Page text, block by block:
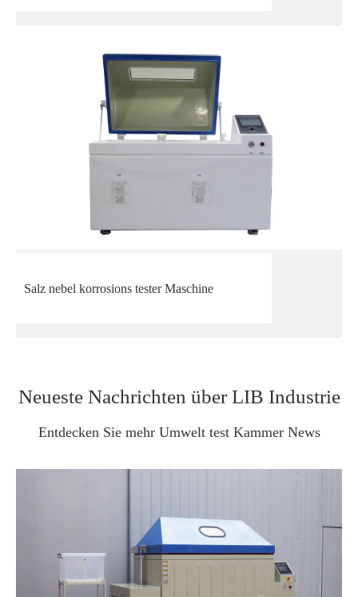
Salz nebel korrosions tester Maschine
Neueste Nachrichten über LIB Industrie
Entdecken Sie mehr Umwelt test Kammer News